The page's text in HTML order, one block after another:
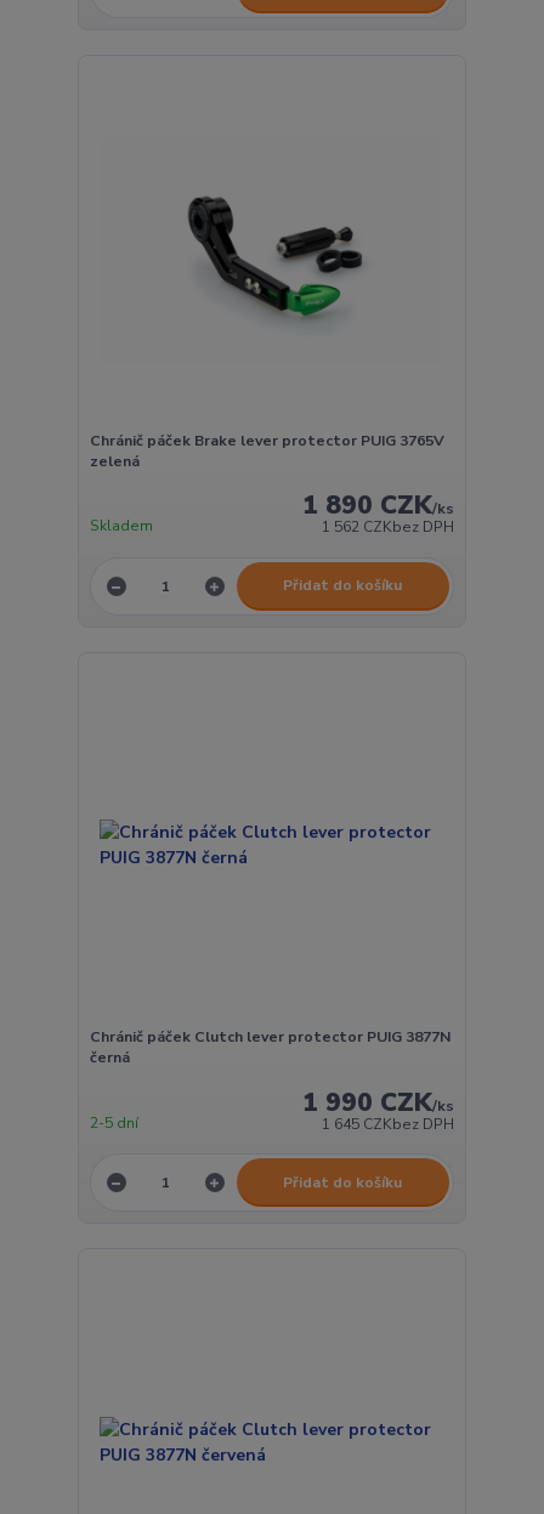
Chránič páček Brake lever protector PUIG 3765V
zelená
1 890 CZK/ks
1 562 CZKbez DPH
Skladem
Přidat do košíku
Chránič páček Clutch lever protector PUIG 3877N
černá
1 990 CZK/ks
1 645 CZKbez DPH
2-5 dní
Přidat do košíku